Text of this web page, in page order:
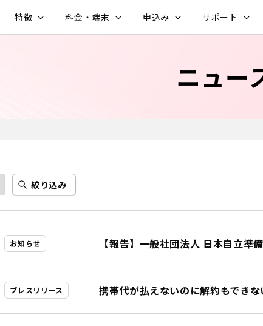
特徴 料金・端末 申込み サポート
ニュー
絞り込み
お知らせ 【報告】一般社団法人 日本自立準
プレスリリース 携帯代が払えないのに解約もでき